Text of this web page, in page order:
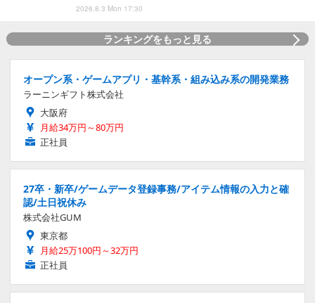
2026.8.3 Mon 17:30
ランキングをもっと見る
オープン系・ゲームアプリ・基幹系・組み込み系の開発業務
ラーニンギフト株式会社
大阪府
月給34万円～80万円
正社員
27卒・新卒/ゲームデータ登録事務/アイテム情報の入力と確
認/土日祝休み
株式会社GUM
東京都
月給25万100円～32万円
正社員